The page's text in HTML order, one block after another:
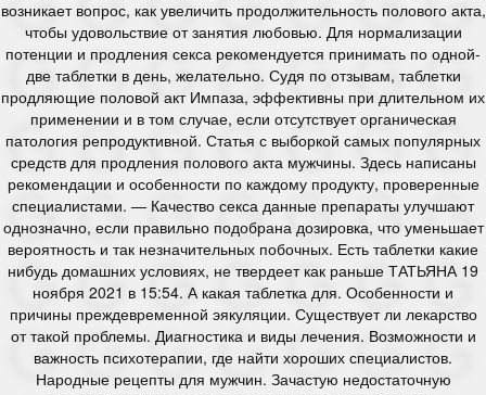
возникает вопрос, как увеличить продолжительность полового акта,
чтобы удовольствие от занятия любовью. Для нормализации
потенции и продления секса рекомендуется принимать по одной-
две таблетки в день, желательно. Судя по отзывам, таблетки
продляющие половой акт Импаза, эффективны при длительном их
применении и в том случае, если отсутствует органическая
патология репродуктивной. Статья с выборкой самых популярных
средств для продления полового акта мужчины. Здесь написаны
рекомендации и особенности по каждому продукту, проверенные
специалистами. — Качество секса данные препараты улучшают
однозначно, если правильно подобрана дозировка, что уменьшает
вероятность и так незначительных побочных. Есть таблетки какие
нибудь домашних условиях, не твердеет как раньше ТАТЬЯНА 19
ноября 2021 в 15:54. А какая таблетка для. Особенности и
причины преждевременной эякуляции. Существует ли лекарство
от такой проблемы. Диагностика и виды лечения. Возможности и
важность психотерапии, где найти хороших специалистов.
Народные рецепты для мужчин. Зачастую недостаточную